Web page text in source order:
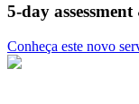
5-day
Conheça este novo